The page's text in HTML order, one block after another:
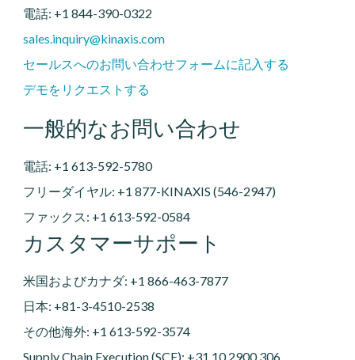
電話: +1 844-390-0322
sales.inquiry@kinaxis.com
セールスへのお問い合わせフォームに記入する
デモをリクエストする
一般的なお問い合わせ
電話: +1 613-592-5780
フリーダイヤル: +1 877-KINAXIS (546-2947)
ファックス: +1 613-592-0584
カスタマーサポート
米国およびカナダ: +1 866-463-7877
日本: +81-3-4510-2538
その他海外: +1 613-592-3574
Supply Chain Execution (SCE): +31 10 2900 306